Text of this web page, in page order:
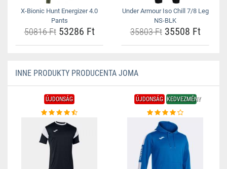
X-Bionic Hunt Energizer 4.0
Pants
50816 Ft53286 Ft
Under Armour Iso Chill 7/8 Leg
NS-BLK
35803 Ft35508 Ft
INNE PRODUKTY PRODUCENTA JOMA
ÚJDONSÁG ÚJDONSÁG KEDVEZMÉNY